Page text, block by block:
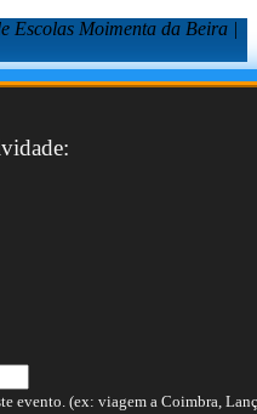
Escolas Moimenta da Beira |
evento. (ex: viagem a Coimbra,